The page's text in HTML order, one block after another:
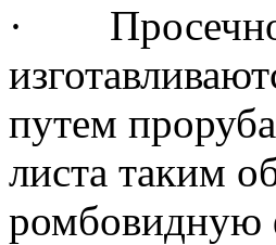
· Просечно-
путем
листа таким
ромбовидную